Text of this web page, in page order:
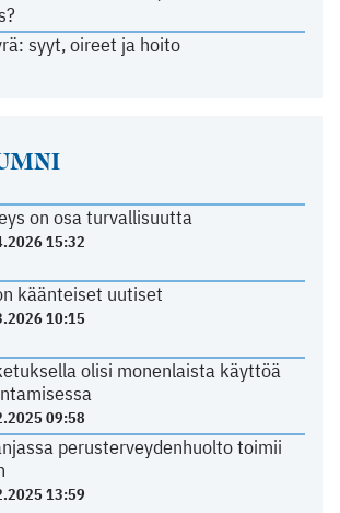
syyt, oireet ja hoito
on osa turvallisuutta
15:32
käänteiset uutiset
10:15
olisi monenlaista käyttöä
09:58
perusterveydenhuolto toimii
13:59